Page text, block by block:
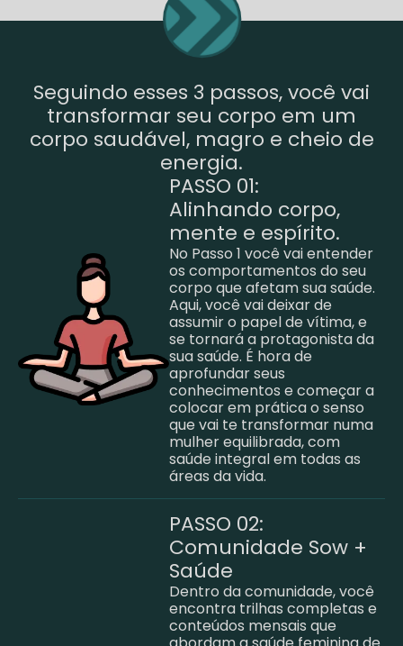
Seguindo esses 3 passos, você vai
transformar seu corpo em um
corpo saudável, magro e cheio de
energia.
PASSO 01:
Alinhando corpo,
mente e espírito.
No Passo 1 você vai entender
os comportamentos do seu
corpo que afetam sua saúde.
Aqui, você vai deixar de
assumir o papel de vítima, e
se tornará a protagonista da
sua saúde. É hora de
aprofundar seus
conhecimentos e começar a
colocar em prática o senso
que vai te transformar numa
mulher equilibrada, com
saúde integral em todas as
áreas da vida.
PASSO 02:
Comunidade Sow +
Saúde
Dentro da comunidade, você
encontra trilhas completas e
conteúdos mensais que